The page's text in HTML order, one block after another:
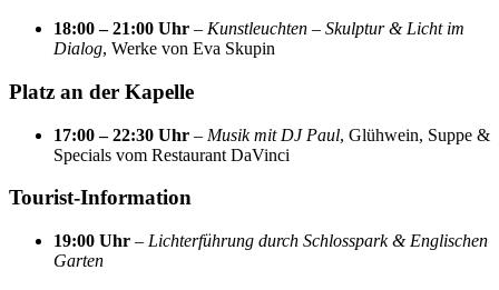
18:00 – 21:00 Uhr – Kunstleuchten – Skulptur & Licht im
Dialog, Werke von Eva Skupin
Platz an der Kapelle
17:00 – 22:30 Uhr – Musik mit DJ Paul, Glühwein, Suppe &
Specials vom Restaurant DaVinci
Tourist-Information
19:00 Uhr – Lichterführung durch Schlosspark & Englischen
Garten